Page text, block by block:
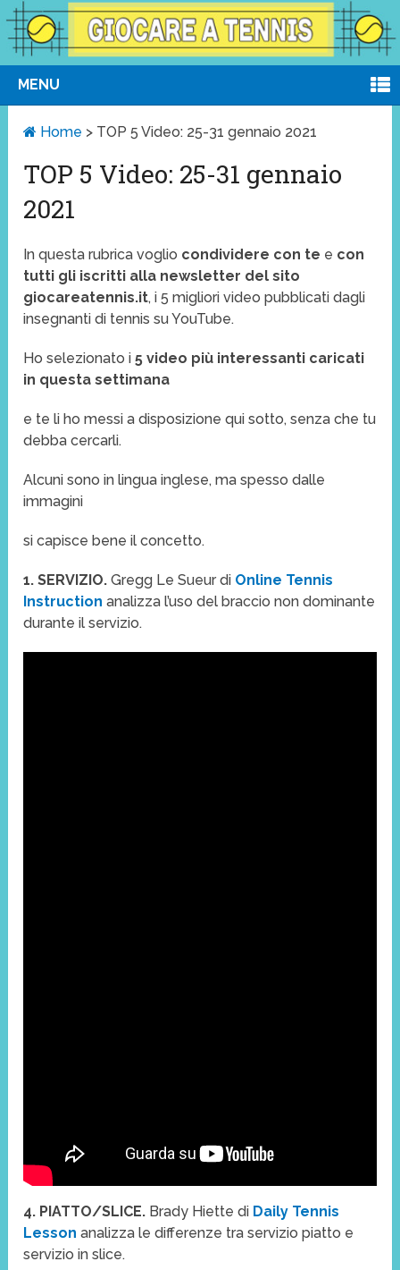
MENU
Home > TOP 5 Video: 25-31 gennaio 2021
TOP 5 Video: 25-31 gennaio
2021
In questa rubrica voglio condividere con te e con
tutti gli iscritti alla newsletter del sito
giocareatennis.it, i 5 migliori video pubblicati dagli
insegnanti di tennis su YouTube.
Ho selezionato i5 video più interessanti caricati
in questa settimana
e te li ho messi a disposizione qui sotto, senza che tu
debba cercarli.
Alcuni sono in lingua inglese, ma spesso dalle
immagini
si capisce bene il concetto.
1. SERVIZIO.Gregg Le Sueur di Online Tennis
Instruction analizza l’uso del braccio non dominante
durante il servizio.
4. PIATTO/SLICE. Brady Hiette di Daily Tennis
Lesson analizza le differenze tra servizio piatto e
servizio in slice.